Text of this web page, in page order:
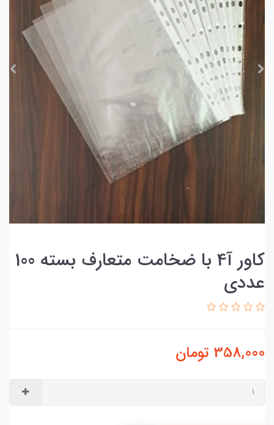
کاور آ4 با ضخامت متعارف بسته 100
عددی
358,000 تومان